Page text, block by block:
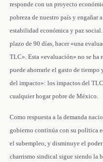
responde con un proyecto
pobreza de nuestro país y engañar
estabilidad económica y paz
plazo de 90 días, hacer «una
TLC». Esta «evaluación» no se ha
puede ahorrarle el gasto de
del impacto»: los impactos del TLC
cualquier hogar pobre de México.
Como respuesta a la demanda
gobierno continúa con su política
el subempleo, y disminuye el
charrismo sindical sigue siendo la